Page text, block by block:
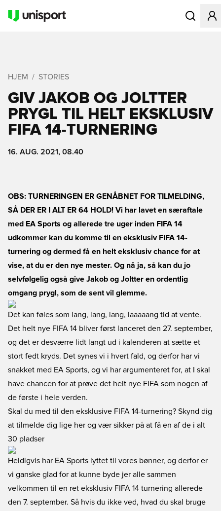
Åbner en
HJEM STORIES
GIV JAKOB OG JOLTTER
PRYGL TIL HELT EKSKLUSIV
FIFA 14-TURNERING
16. AUG. 2021, 08.40
OBS: TURNERINGEN ER GENÅBNET FOR TILMELDING,
SÅ DER ER I ALT ER 64 HOLD! Vi har lavet en særaftale
med EA Sports og allerede tre uger inden FIFA 14
udkommer kan du komme til en eksklusiv FIFA 14-
turnering og dermed få en helt eksklusiv chance for at
vise, at du er den nye mester. Og nå ja, så kan du jo
selvfølgelig også give Jakob og Joltter en ordentlig
omgang prygl, som de sent vil glemme.
Det kan føles som lang, lang, lang, laaaaang tid at vente.
Det helt nye FIFA 14 bliver først lanceret den 27. september,
og det er desværre lidt langt ud i kalenderen at sætte et
stort fedt kryds. Det synes vi i hvert fald, og derfor har vi
snakket med EA Sports, og vi har argumenteret for, at I skal
have chancen for at prøve det helt nye FIFA som nogen af
de første i hele verden.
Skal du med til den eksklusive FIFA 14-turnering? Skynd dig
at tilmelde dig lige her og vær sikker på at få en af de i alt
30 pladser
Heldigvis har EA Sports lyttet til vores bønner, og derfor er
vi ganske glad for at kunne byde jer alle sammen
velkommen til en ret eksklusiv FIFA 14 turnering allerede
den 7. september. Så hvis du ikke ved, hvad du skal bruge